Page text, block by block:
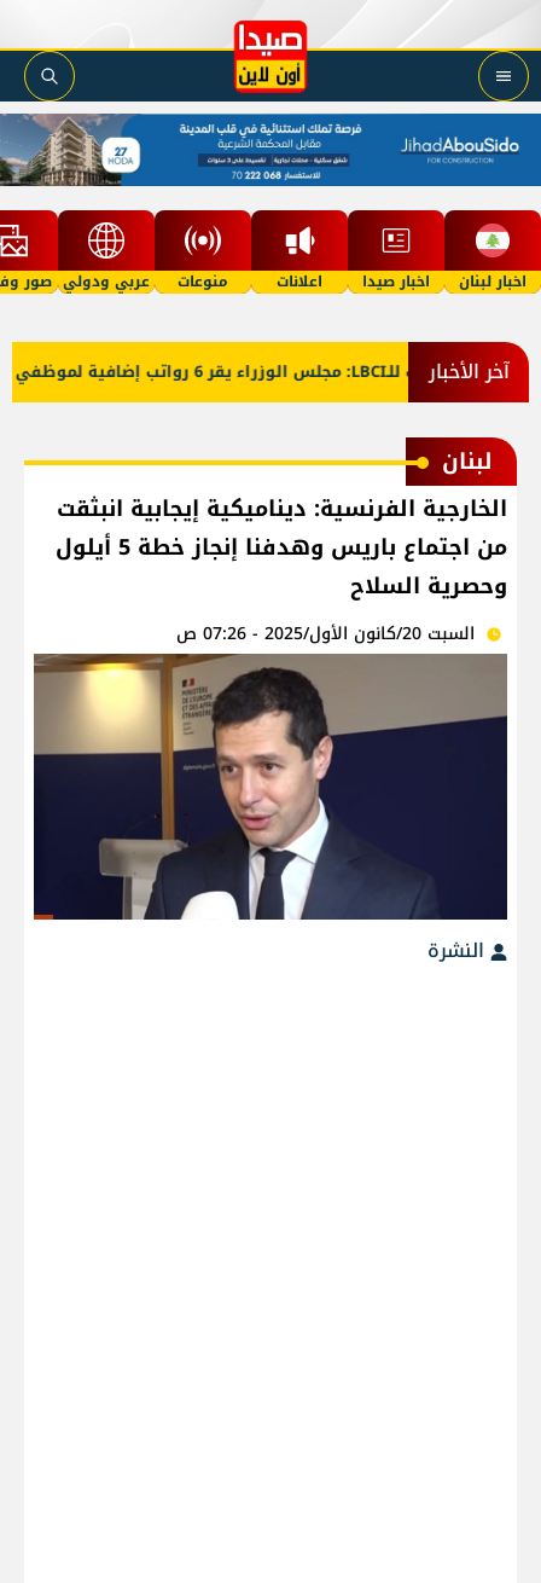
اخبار لبنان اخبار صيدا اعلانات منوعات عربي ودولي صور
آخر الأخبار
معلومات للـLBCI: مجلس الوزراء يقر 6 رواتب إضافية لموظفي القطاع العام وصرف الفروقات بأثر رجعي منذ آذار
لبنان
الخارجية الفرنسية: ديناميكية إيجابية انبثقت
من اجتماع باريس وهدفنا إنجاز خطة 5 أيلول
وحصرية السلاح
السبت 20/كانون الأول/2025 - 07:26 ص
النشرة